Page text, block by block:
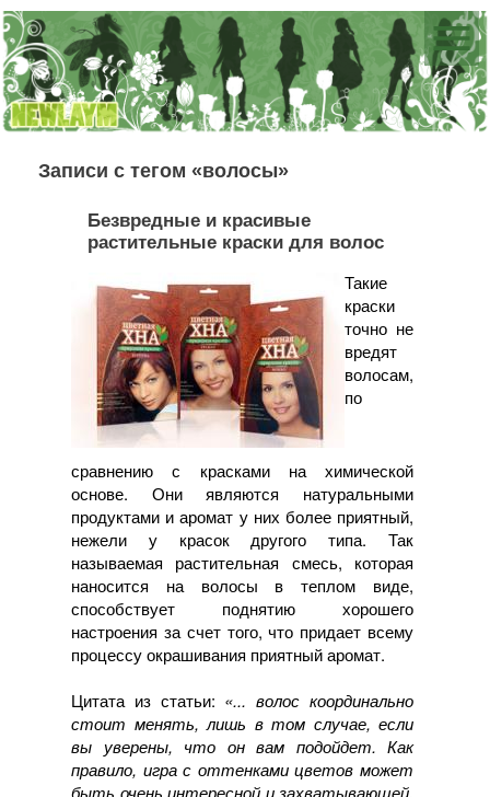
Записи с тегом «волосы»
Безвредные и красивые
растительные краски для волос
Такие
краски
точно не
вредят
волосам,
по
сравнению с красками на химической
основе. Они являются натуральными
продуктами и аромат у них более приятный,
нежели у красок другого типа. Так
называемая растительная смесь, которая
наносится на волосы в теплом виде,
способствует поднятию хорошего
настроения за счет того, что придает всему
процессу окрашивания приятный аромат.
Цитата из статьи: «... волос координально
стоит менять, лишь в том случае, если
вы уверены, что он вам подойдет. Как
правило, игра с оттенками цветов может
быть очень интересной и захватывающей.